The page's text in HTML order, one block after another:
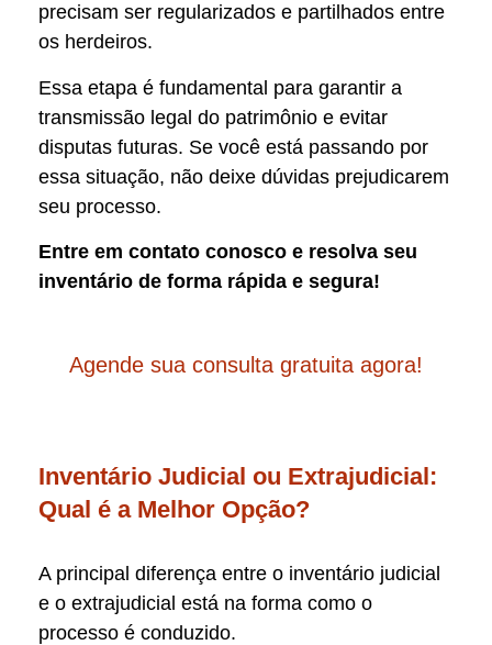
precisam ser regularizados e partilhados entre
os herdeiros.
Essa etapa é fundamental para garantir a
transmissão legal do patrimônio e evitar
disputas futuras. Se você está passando por
essa situação, não deixe dúvidas prejudicarem
seu processo.
Entre em contato conosco e resolva seu
inventário de forma rápida e segura!
Agende sua consulta gratuita agora!
Inventário Judicial ou Extrajudicial:
Qual é a Melhor Opção?
A principal diferença entre o inventário judicial
e o extrajudicial está na forma como o
processo é conduzido.